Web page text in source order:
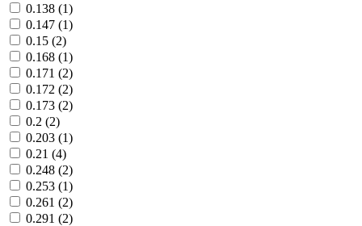
0.138 (1)
0.147 (1)
0.15 (2)
0.168 (1)
0.171 (2)
0.172 (2)
0.173 (2)
0.2 (2)
0.203 (1)
0.21 (4)
0.248 (2)
0.253 (1)
0.261 (2)
0.291 (2)